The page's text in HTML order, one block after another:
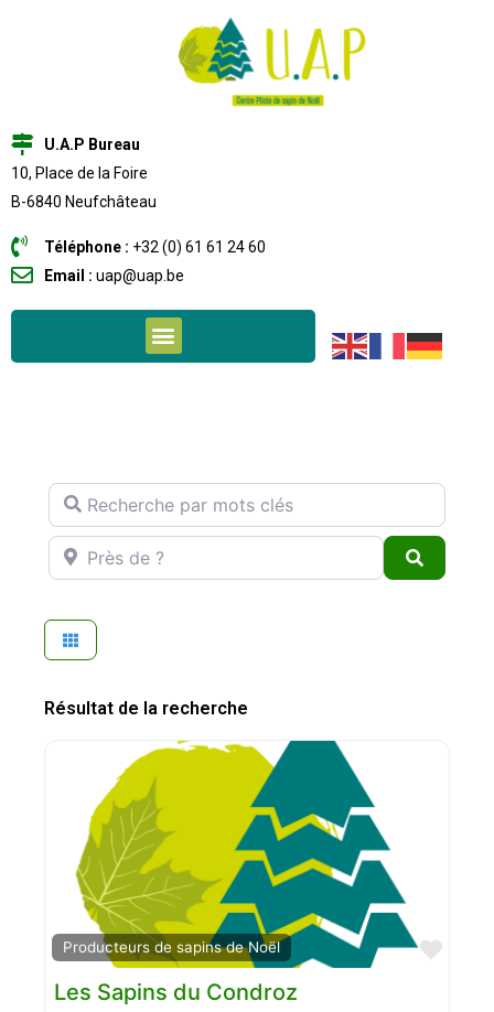
U.A.P Bureau
10, Place de la Foire
B-6840 Neufchâteau
Téléphone : +32 (0) 61 61 24 60
Email : uap@uap.be
Recherche par mots clés
Près de ?
Search
Résultat de la recherche
Producteurs de sapins de Noël
Les Sapins du Condroz